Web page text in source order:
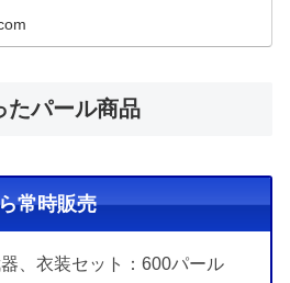
たパール商品
常時販売
、衣装セット：600パール